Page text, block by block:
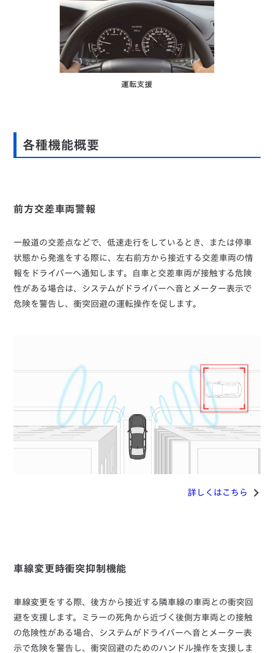
各種機能概要
前方交差車両警報
一般道の交差点などで、低速走行をしているとき、または停車
状態から発進をする際に、左右前方から接近する交差車両の情
報をドライバーへ通知します。自車と交差車両が接触する危険
性がある場合は、システムがドライバーへ音とメーター表示で
危険を警告し、衝突回避の運転操作を促します。
詳しくはこちら
車線変更時衝突抑制機能
車線変更をする際、後方から接近する隣車線の車両との衝突回
避を支援します。ミラーの死角から近づく後側方車両との接触
の危険性がある場合、システムがドライバーへ音とメーター表
示で危険を警告し、衝突回避のためのハンドル操作を支援しま